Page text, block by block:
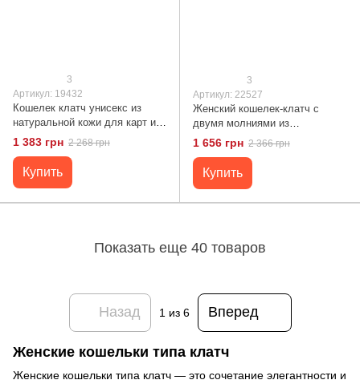
3
Артикул: 19432
Кошелек клатч унисекс из
натуральной кожи для карт и
купюр ST Leather 19432
1 383 грн 2 268 грн
Купить
3
Артикул: 22527
Женский кошелек-клатч с
двумя молниями из
натуральной кожи ST Leather
22527 Черный
1 656 грн 2 366 грн
Купить
Показать еще 40 товаров
Назад 1 из 6 Вперед
Женские кошельки типа клатч
Женские кошельки типа клатч — это сочетание элегантности и